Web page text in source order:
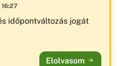
időpontváltozás jogát
Elolvasom